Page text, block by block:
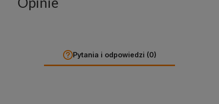
Pytania i odpowiedzi (0)